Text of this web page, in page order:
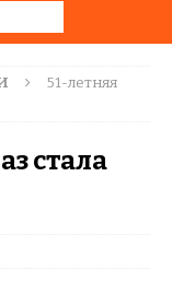
51-летняя
стала